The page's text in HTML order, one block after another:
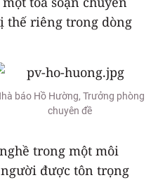
thế riêng trong dòng
báo Hồ Hường, Trưởng phòng
chuyên đề
trong một môi
được tôn trọng